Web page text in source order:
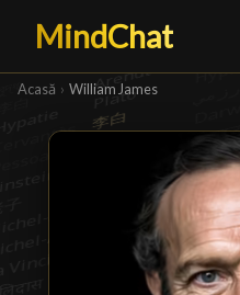
MindChat
Acasă › William James